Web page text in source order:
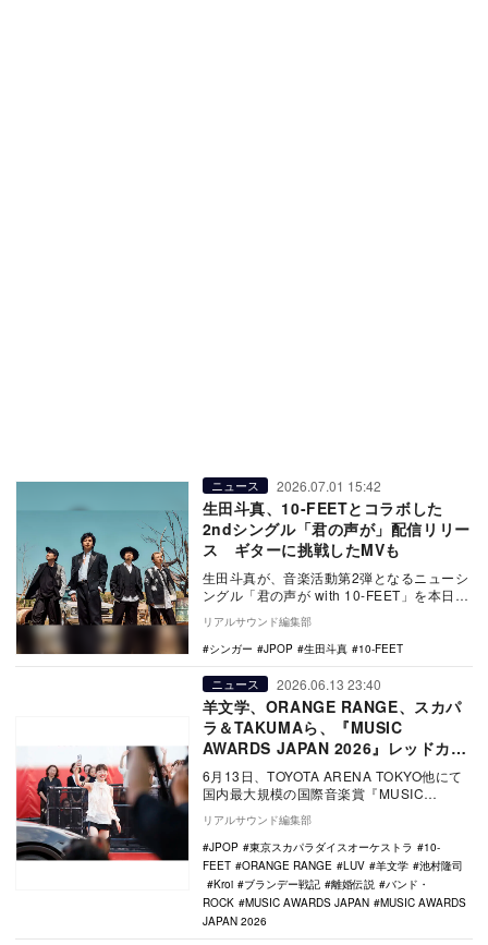
ニュース 2026.07.01 15:42
生田斗真、10-FEETとコラボした
2ndシングル「君の声が」配信リリー
ス ギターに挑戦したMVも
生田斗真が、音楽活動第2弾となるニューシ
ングル「君の声が with 10-FEET」を本日7
月1日に配信リリース。また、あわせて…
リアルサウンド編集部
シンガー
JPOP 生田斗真 10-FEET
ニュース 2026.06.13 23:40
羊文学、ORANGE RANGE、スカパ
ラ＆TAKUMAら、『MUSIC
AWARDS JAPAN 2026』レッドカー
ペットに登場
6月13日、TOYOTA ARENA TOKYO他にて
国内最大規模の国際音楽賞『MUSIC
AWARDS JAPAN 2026』…
リアルサウンド編集部
JPOP
東京スカパラダイスオーケストラ
10-
FEET
ORANGE RANGE LUV 羊文学
池村隆司
Kroi
ブランデー戦記 離婚伝説
バンド・
ROCK
MUSIC AWARDS JAPAN
MUSIC AWARDS
JAPAN 2026